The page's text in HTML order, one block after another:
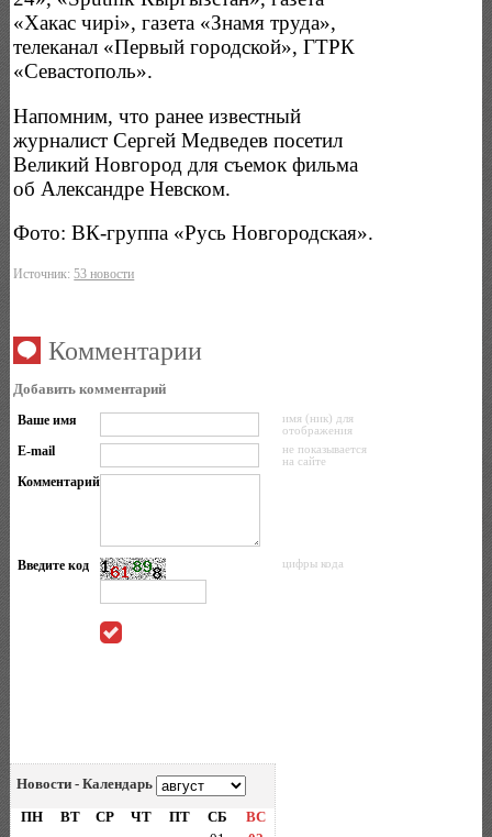
«Хакас чирi», газета «Знамя труда»,
телеканал «Первый городской», ГТРК
«Севастополь».
Напомним, что ранее известный
журналист Сергей Медведев посетил
Великий Новгород для съемок фильма
об Александре Невском.
Фото: ВК-группа «Русь Новгородская».
Источник:53 новости
Комментарии
Добавить комментарий
Ваше имя
имя (ник) для
отображения
E-mail
не показывается
на сайте
Комментарий
Введите код цифры кода
Новости - Календарь
ПН
ВТ СР ЧТ ПТ СБ
ВС